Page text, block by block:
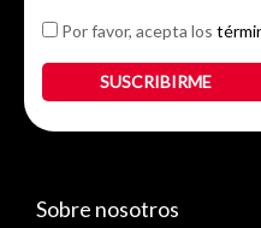
Por favor, acepta los
Sobre nosotros